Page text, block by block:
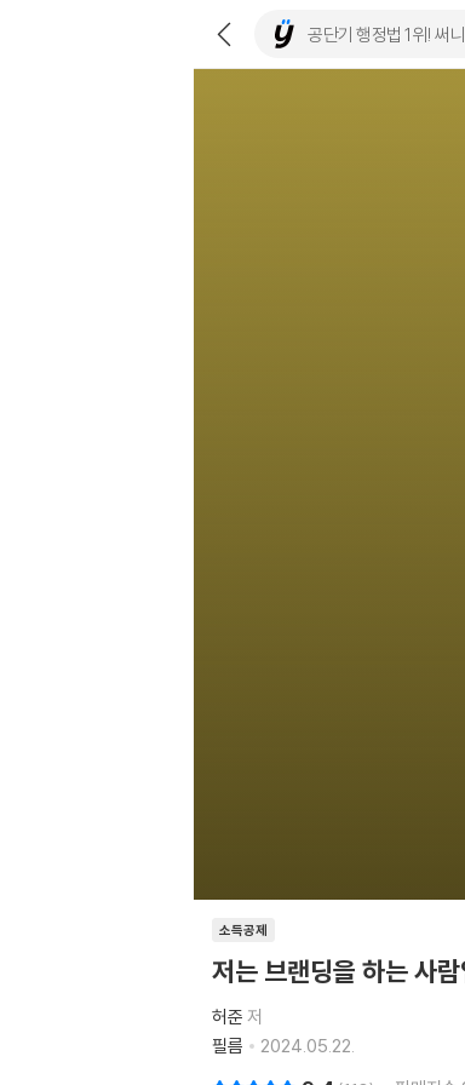
소득공제
저는 브랜딩을 하는 사
허준 저
필름
2024.05.22.